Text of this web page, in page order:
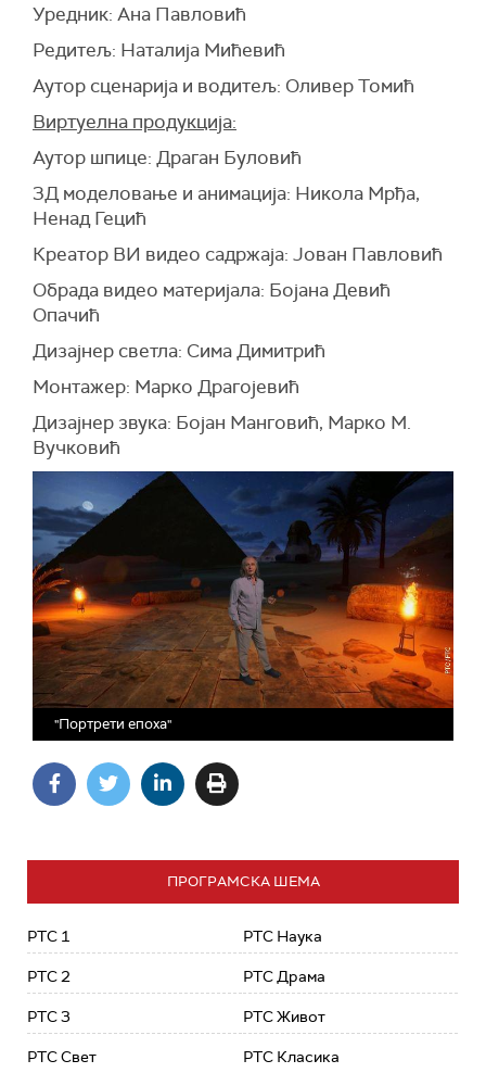
Уредник: Ана Павловић
Редитељ: Наталија Мићевић
Аутор сценарија и водитељ: Оливер Томић
Виртуелна продукција:
Аутор шпице: Драган Буловић
3Д моделовање и анимација: Никола Мрђа,
Ненад Гецић
Креатор ВИ видео садржаја: Јован Павловић
Обрада видео материјала: Бојана Девић
Опачић
Дизајнер светла: Сима Димитрић
Монтажер: Марко Драгојевић
Дизајнер звука: Бојан Манговић, Марко М.
Вучковић
"Портрети епоха"
ПРОГРАМСКА ШЕМА
РТС 1
РТС 2
РТС 3
РТС Свет
РТС Наука
РТС Драма
РТС Живот
РТС Класика